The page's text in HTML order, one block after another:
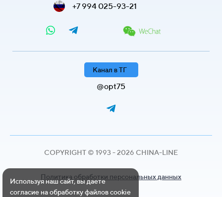
+7 994 025-93-21
Канал в ТГ
@opt75
COPYRIGHT © 1993 - 2026 CHINA-LINE
Политика обработки персональных данных
Используя наш сайт, вы даете
согласие на обработку файлов cookie